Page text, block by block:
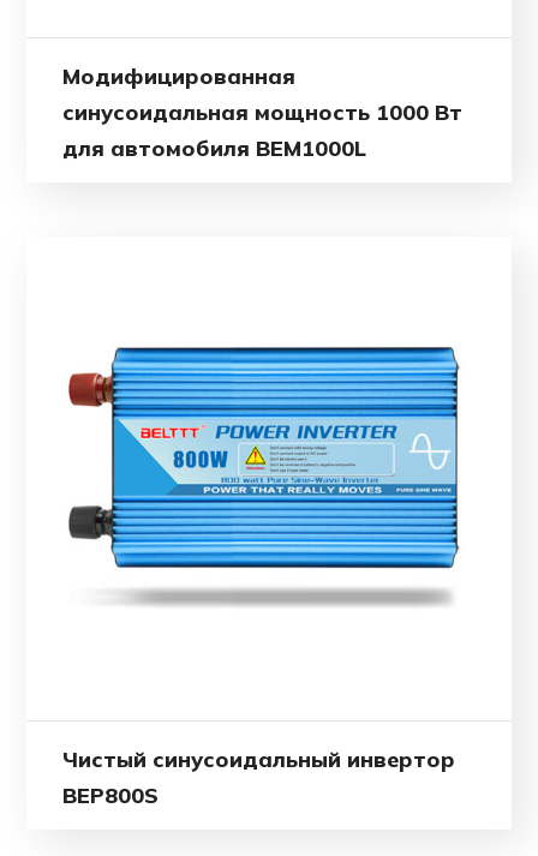
Модифицированная
синусоидальная мощность 1000 Вт
для автомобиля BEM1000L
Чистый синусоидальный инвертор
BEP800S